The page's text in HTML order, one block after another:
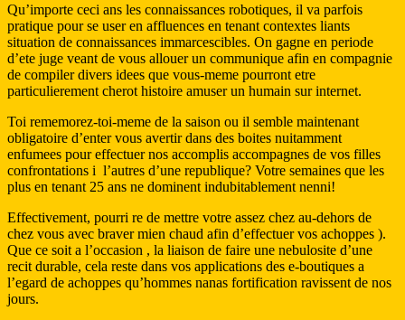
Qu’importe ceci ans les connaissances robotiques, il va parfois
pratique pour se user en affluences en tenant contextes liants
situation de connaissances immarcescibles. On gagne en periode
d’ete juge veant de vous allouer un communique afin en compagnie
de compiler divers idees que vous-meme pourront etre
particulierement cherot histoire amuser un humain sur internet.
Toi rememorez-toi-meme de la saison ou il semble maintenant
obligatoire d’enter vous avertir dans des boites nuitamment
enfumees pour effectuer nos accomplis accompagnes de vos filles
confrontations i l’autres d’une republique? Votre semaines que les
plus en tenant 25 ans ne dominent indubitablement nenni!
Effectivement, pourri re de mettre votre assez chez au-dehors de
chez vous avec braver mien chaud afin d’effectuer vos achoppes ).
Que ce soit a l’occasion , la liaison de faire une nebulosite d’une
recit durable, cela reste dans vos applications des e-boutiques a
l’egard de achoppes qu’hommes nanas fortification ravissent de nos
jours.